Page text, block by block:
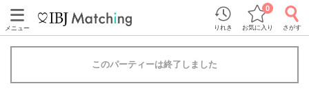
メニュー りれき お気に入り
0
さがす
このパーティーは終了しました